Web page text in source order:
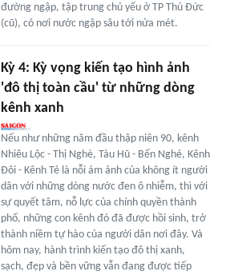
đường ngập, tập trung chủ yếu ở TP Thủ Đức
(cũ), có nơi nước ngập sâu tới nửa mét.
Kỳ 4: Kỳ vọng kiến tạo hình ảnh
'đô thị toàn cầu' từ những dòng
kênh xanh
Nếu như những năm đầu thập niên 90, kênh
Nhiêu Lộc - Thị Nghè, Tàu Hũ - Bến Nghé, Kênh
Đôi - Kênh Tẻ là nỗi ám ảnh của không ít người
dân với những dòng nước đen ô nhiễm, thì với
sự quyết tâm, nỗ lực của chính quyền thành
phố, những con kênh đó đã được hồi sinh, trở
thành niềm tự hào của người dân nơi đây. Và
hôm nay, hành trình kiến tạo đô thị xanh,
sạch, đẹp và bền vững vẫn đang được tiếp